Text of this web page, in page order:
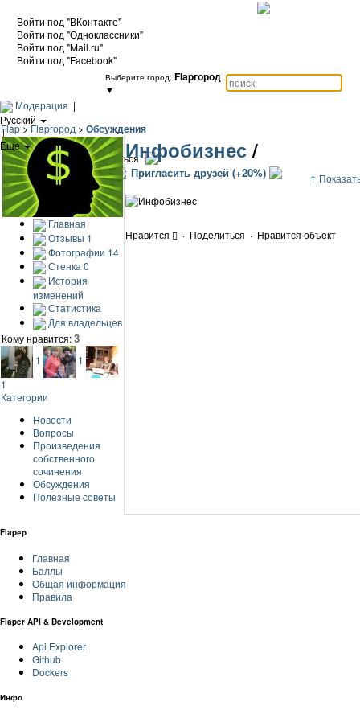
Войти под "ВКонтакте"
Войти под "Одноклассники"
Войти под "Mail.ru"
Войти под "Facebook"
Выберите город: Flapгород
▼
Модерация |
Русский
|
Еще
|Войти / Зарегистрироваться
Добавить объект Пригласить друзей (+20%)
Flap>Flapгород > Обсуждения
Главная
Отзывы 1
Фотографии 14
Стенка0
История
изменений
Статистика
Для владельцев
Кому нравится:3
1
1
1
Категории
Новости
Вопросы
Произведения
собственного
сочинения
Обсуждения
Полезные советы
Инфобизнес/
↑
Нравится · Поделиться · Нравится объект
Flapер
Главная
Баллы
Общая информация
Правила
Flaper API & Development
Api Explorer
Github
Dockers
Инфо